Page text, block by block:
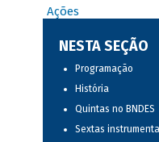
Ações
NESTA SEÇÃO
Programação
História
Quintas no BNDES
Sextas